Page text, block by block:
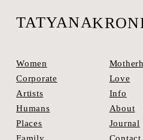
TATYANA
Women
Corporate
Artists
Humans
Places
Love
Info
About
Journal